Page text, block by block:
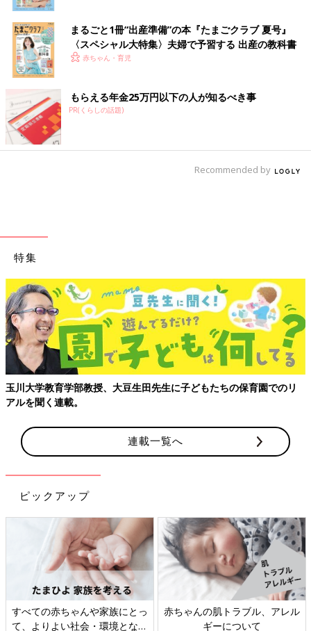
まるごと1冊“出産準備”の本『たまごクラブ 夏号』
〈スペシャル大特集〉夫婦で予習する 出産の教科書
赤ちゃん・育児
もらえる年金25万円以下の人が知るべき事
PR(くらしの話題)
Recommended by
特集
【親子で出会う、はじめての景色】成田空港から広がる親子のおで
かけガイド
連載一覧へ
ピックアップ
妊娠・育児期は「時短テク、家
事」＆「小掃除」
新米ママ・パパ向け「マネー講
座」